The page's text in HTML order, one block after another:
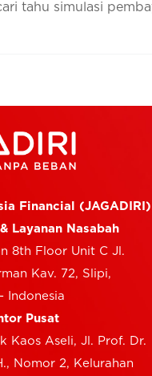
tahu simulasi
Financial (JAGADIRI)
Layanan Nasabah
8th Floor Unit C Jl.
Kav. 72, Slipi,
Indonesia
Pusat
Kaos Aseli, Jl. Prof. Dr.
Nomor 2, Kelurahan